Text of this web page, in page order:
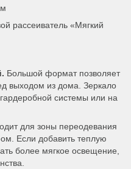
рассеиватель «Мягкий
Большой формат позволяет
выходом из дома. Зеркало
системы или на
для зоны переодевания
Если добавить теплую
более мягкое освещение,